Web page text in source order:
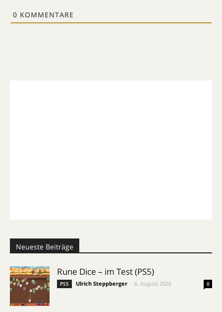
0 KOMMENTARE
Neueste Beiträge
Rune Dice – im Test (PS5)
PS5 Ulrich Steppberger 6. August 2026 0